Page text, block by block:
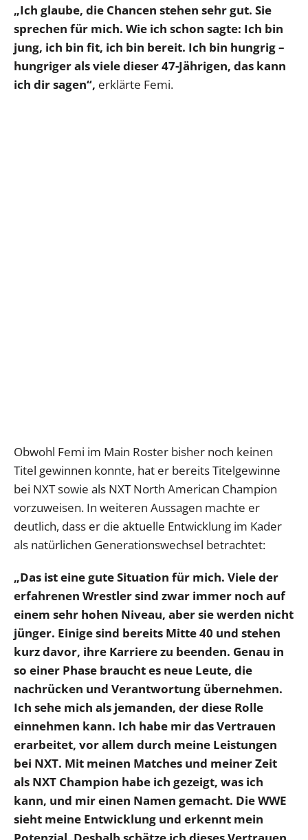
„Ich glaube, die Chancen stehen sehr gut. Sie
sprechen für mich. Wie ich schon sagte: Ich bin
jung, ich bin fit, ich bin bereit. Ich bin hungrig –
hungriger als viele dieser 47-Jährigen, das kann
ich dir sagen“, erklärte Femi.
Obwohl Femi im Main Roster bisher noch keinen
Titel gewinnen konnte, hat er bereits Titelgewinne
bei NXT sowie als NXT North American Champion
vorzuweisen. In weiteren Aussagen machte er
deutlich, dass er die aktuelle Entwicklung im Kader
als natürlichen Generationswechsel betrachtet:
„Das ist eine gute Situation für mich. Viele der
erfahrenen Wrestler sind zwar immer noch auf
einem sehr hohen Niveau, aber sie werden nicht
jünger. Einige sind bereits Mitte 40 und stehen
kurz davor, ihre Karriere zu beenden. Genau in
so einer Phase braucht es neue Leute, die
nachrücken und Verantwortung übernehmen.
Ich sehe mich als jemanden, der diese Rolle
einnehmen kann. Ich habe mir das Vertrauen
erarbeitet, vor allem durch meine Leistungen
bei NXT. Mit meinen Matches und meiner Zeit
als NXT Champion habe ich gezeigt, was ich
kann, und mir einen Namen gemacht. Die WWE
sieht meine Entwicklung und erkennt mein